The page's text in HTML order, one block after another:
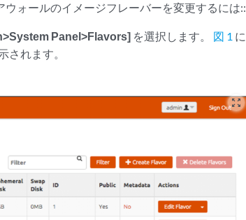
ウォールのイメージフレーバーを変更するには::
Panel>Flavors] を選択します。 図 1 に
されます。
zoom_out_map